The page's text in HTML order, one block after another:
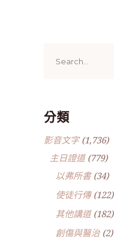
for:
分類
影音文字(1,736)
主日證道(779)
以弗所書(34)
使徒行傳(122)
其他講道(182)
創傷與醫治(2)